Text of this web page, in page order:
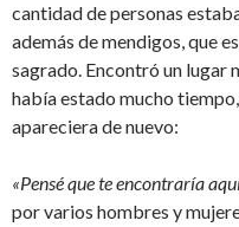
cantidad de personas
además de mendigos, que
sagrado. Encontró un lugar
había estado mucho
apareciera de nuevo:
«Pensé que te encontraría
por varios hombres y